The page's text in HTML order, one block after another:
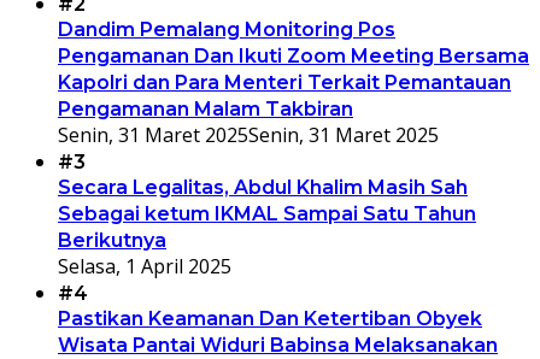
Dandim Pemalang Monitoring Pos
Pengamanan Dan Ikuti Zoom Meeting Bersama
Kapolri dan Para Menteri Terkait Pemantauan
Pengamanan Malam Takbiran
Senin, 31 Maret 2025Senin, 31 Maret 2025
#3
Secara Legalitas, Abdul Khalim Masih Sah
Sebagai ketum IKMAL Sampai Satu Tahun
Berikutnya
Selasa, 1 April 2025
#4
Pastikan Keamanan Dan Ketertiban Obyek
Wisata Pantai Widuri Babinsa Melaksanakan